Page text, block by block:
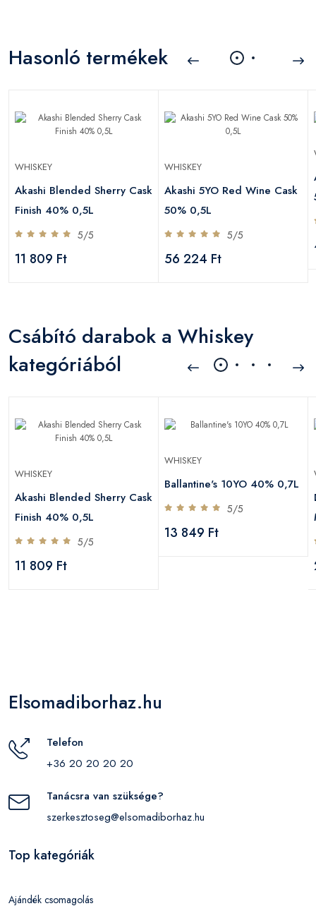
Hasonló termékek
WHISKEY
Akashi Blended Sherry Cask
Finish 40% 0,5L
5/5
11 809 Ft
WHISKEY
Akashi 5YO Red Wine Cask
50% 0,5L
5/5
56 224 Ft
Csábító darabok a Whiskey
kategóriából
WHISKEY
Akashi Blended Sherry Cask
Finish 40% 0,5L
5/5
11 809 Ft
WHISKEY
Ballantine's 10YO 40% 0,7L
5/5
13 849 Ft
Elsomadiborhaz.hu
Telefon
+36 20 20 20 20
Tanácsra van szüksége?
szerkesztoseg@elsomadiborhaz.hu
Top kategóriák
Ajándék csomagolás